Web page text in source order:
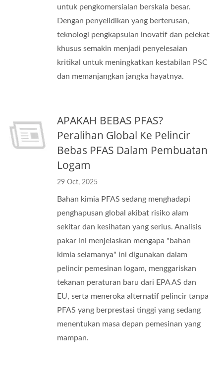
untuk pengkomersialan berskala besar.
Dengan penyelidikan yang berterusan,
teknologi pengkapsulan inovatif dan pelekat
khusus semakin menjadi penyelesaian
kritikal untuk meningkatkan kestabilan PSC
dan memanjangkan jangka hayatnya.
APAKAH BEBAS PFAS?
Peralihan Global Ke Pelincir
Bebas PFAS Dalam Pembuatan
Logam
29 Oct, 2025
Bahan kimia PFAS sedang menghadapi
penghapusan global akibat risiko alam
sekitar dan kesihatan yang serius. Analisis
pakar ini menjelaskan mengapa "bahan
kimia selamanya" ini digunakan dalam
pelincir pemesinan logam, menggariskan
tekanan peraturan baru dari EPA AS dan
EU, serta meneroka alternatif pelincir tanpa
PFAS yang berprestasi tinggi yang sedang
menentukan masa depan pemesinan yang
mampan.